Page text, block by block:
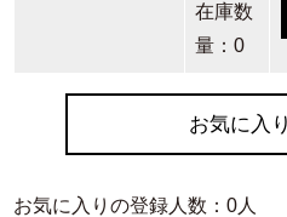
在庫数
量：0
お気に入
お気に入りの登録人数：0人